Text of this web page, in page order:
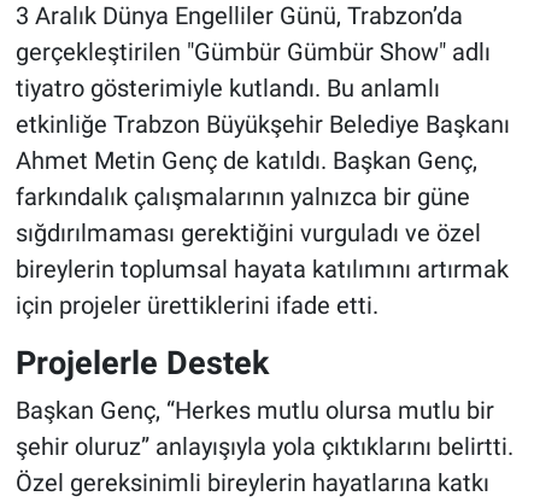
3 Aralık Dünya Engelliler Günü, Trabzon’da
gerçekleştirilen "Gümbür Gümbür Show" adlı
tiyatro gösterimiyle kutlandı. Bu anlamlı
etkinliğe Trabzon Büyükşehir Belediye Başkanı
Ahmet Metin Genç de katıldı. Başkan Genç,
farkındalık çalışmalarının yalnızca bir güne
sığdırılmaması gerektiğini vurguladı ve özel
bireylerin toplumsal hayata katılımını artırmak
için projeler ürettiklerini ifade etti.
Projelerle Destek
Başkan Genç, “Herkes mutlu olursa mutlu bir
şehir oluruz” anlayışıyla yola çıktıklarını belirtti.
Özel gereksinimli bireylerin hayatlarına katkı